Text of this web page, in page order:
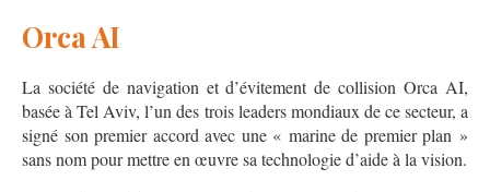
Orca AI
La société de navigation et d’évitement de collision Orca AI,
basée à Tel Aviv, l’un des trois leaders mondiaux de ce secteur, a
signé son premier accord avec une « marine de premier plan »
sans nom pour mettre en œuvre sa technologie d’aide à la vision.